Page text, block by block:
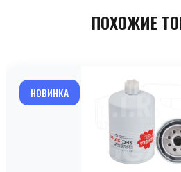
ПОХОЖИЕ
НОВИНКА